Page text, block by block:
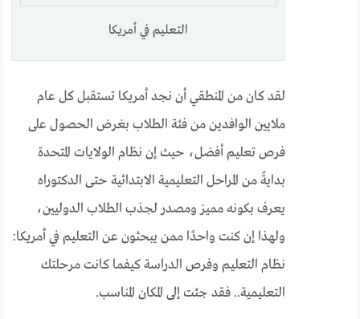
التعليم في أمريكا
لقد كان من المنطقي أن نجد أمريكا تستقبل كل عام
ملايين الوافدين من فئة الطلاب بغرض الحصول على
فرص تعليم أفضل، حيث إن نظام الولايات المتحدة
بدايةً من المراحل التعليمية الابتدائية حتى الدكتوراه
يعرف بكونه مميز ومصدر لجذب الطلاب الدوليين،
ولهذا إن كنت واحدًا ممن يبحثون عن التعليم في أمريكا:
نظام التعليم وفرص الدراسة كيفما كانت مرحلتك
التعليمية.. فقد جئت إلى المكان المناسب.